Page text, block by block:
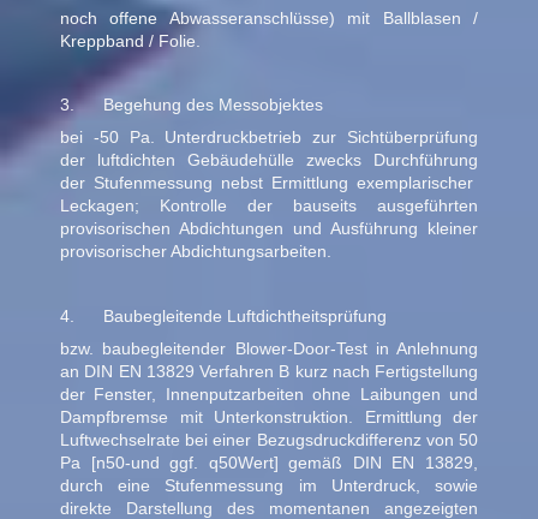
noch offene Abwasseranschlüsse) mit Ballblasen /
Kreppband / Folie.
3. Begehung des Messobjektes
bei -50 Pa. Unterdruckbetrieb zur Sichtüberprüfung
der luftdichten Gebäudehülle zwecks Durchführung
der Stufenmessung nebst Ermittlung exemplarischer
Leckagen; Kontrolle der bauseits ausgeführten
provisorischen Abdichtungen und Ausführung kleiner
provisorischer Abdichtungsarbeiten.
4. Baubegleitende Luftdichtheitsprüfung
bzw. baubegleitender Blower-Door-Test in Anlehnung
an DIN EN 13829 Verfahren B kurz nach Fertigstellung
der Fenster, Innenputzarbeiten ohne Laibungen und
Dampfbremse mit Unterkonstruktion. Ermittlung der
Luftwechselrate bei einer Bezugsdruckdifferenz von 50
Pa [n50-und ggf. q50Wert] gemäß DIN EN 13829,
durch eine Stufenmessung im Unterdruck, sowie
direkte Darstellung des momentanen angezeigten